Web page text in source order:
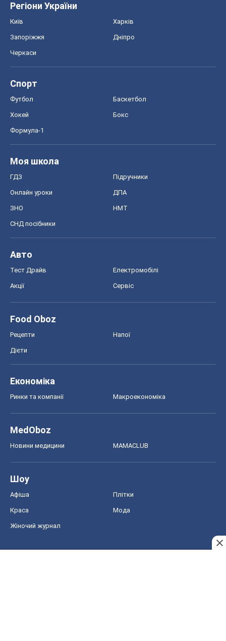
Регіони України
Київ Харків
Запоріжжя Дніпро
Черкаси
Спорт
Футбол Баскетбол
Хокей Бокс
Формула-1
Моя школа
ГДЗ Підручники
Онлайн уроки ДПА
ЗНО НМТ
СНД посібники
Авто
Тест Драйв Електромобілі
Акції Сервіс
Food Oboz
Рецепти Напої
Дієти
Економіка
Ринки та компанії Макроекономіка
MedOboz
Новини медицини MAMACLUB
Шоу
Афіша Плітки
Краса Мода
Жіночий журнал